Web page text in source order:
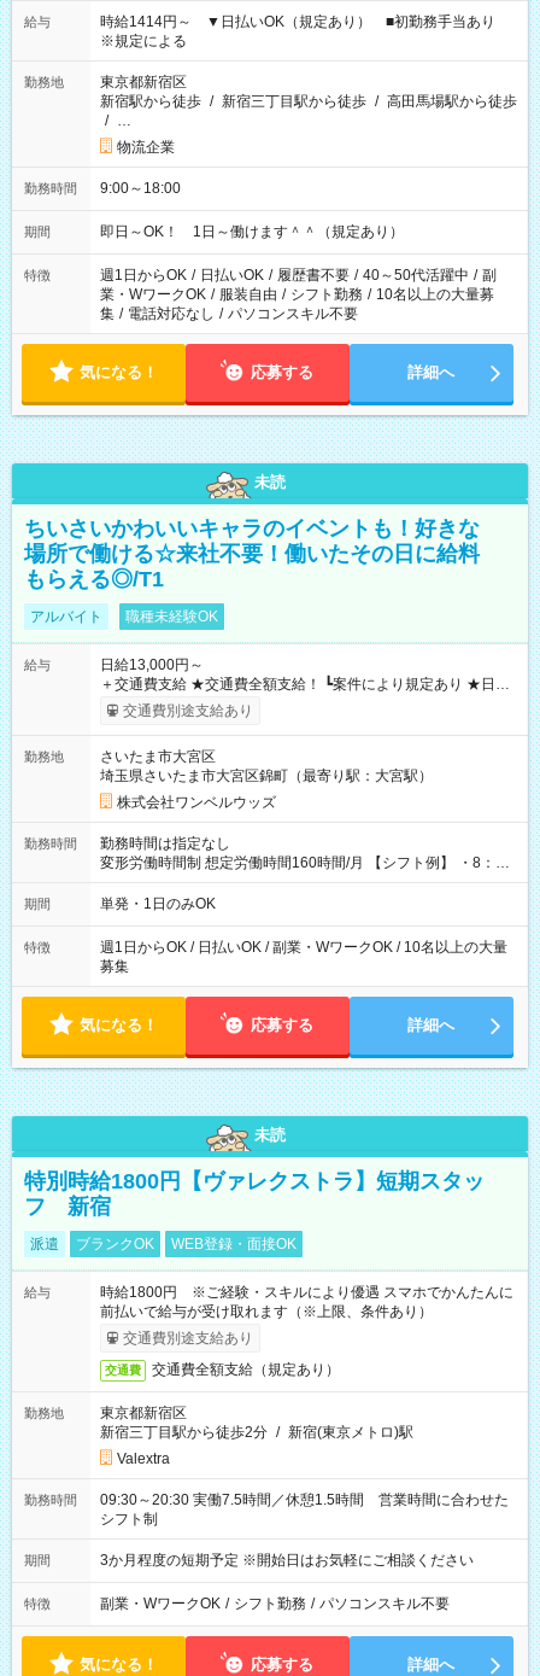
給与
時給1414円～ ▼日払いOK（規定あり） ■初勤務手当あり
※規定による
勤務地
東京都新宿区
新宿駅から徒歩 / 新宿三丁目駅から徒歩 / 高田馬場駅から徒歩
/ …
物流企業
勤務時間 9:00～18:00
期間 即日～OK！ 1日～働けます＾＾（規定あり）
特徴 週1日からOK / 日払いOK / 履歴書不要 / 40～50代活躍中 / 副
業・WワークOK / 服装自由 / シフト勤務 / 10名以上の大量募
集 / 電話対応なし / パソコンスキル不要
気になる！ 応募する 詳細へ
未読
ちいさいかわいいキャラのイベントも！好きな
場所で働ける☆来社不要！働いたその日に給料
もらえる◎/T1
アルバイト 職種未経験OK
給与
日給13,000円～
＋交通費支給 ★交通費全額支給！ ┗案件により規定あり ★日払
いOK！（規定あり） ┗働いたその日に現金GET♪ お仕事後はコ
ンビニATMから 日払い分を引き落とせます！ 【試用期間】試
交通費別途支給あり
勤務地
さいたま市大宮区
埼玉県さいたま市大宮区錦町（最寄り駅：大宮駅）
株式会社ワンベルウッズ
勤務時間
勤務時間は指定なし
変形労働時間制 想定労働時間160時間/月 【シフト例】 ・8：00
～21：00
期間 単発・1日のみOK
特徴
週1日からOK / 日払いOK / 副業・WワークOK / 10名以上の大量
募集
気になる！ 応募する 詳細へ
未読
特別時給1800円【ヴァレクストラ】短期スタッ
フ 新宿
派遣 ブランクOK WEB登録・面接OK
給与
時給1800円 ※ご経験・スキルにより優遇 スマホでかんたんに
前払いで給与が受け取れます（※上限、条件あり）
交通費別途支給あり
交通費 交通費全額支給（規定あり）
勤務地
東京都新宿区
新宿三丁目駅から徒歩2分 / 新宿(東京メトロ)駅
Valextra
勤務時間
09:30～20:30 実働7.5時間／休憩1.5時間 営業時間に合わせた
シフト制
期間 3か月程度の短期予定 ※開始日はお気軽にご相談ください
特徴 副業・WワークOK / シフト勤務 / パソコンスキル不要
気になる！ 応募する 詳細へ